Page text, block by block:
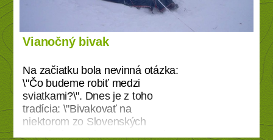
Vianočný bivak
Na začiatku bola nevinná otázka:
\"Čo budeme robiť medzi
sviatkami?\". Dnes je z toho
tradícia: \"Bivakovať na
niektorom zo Slovenských